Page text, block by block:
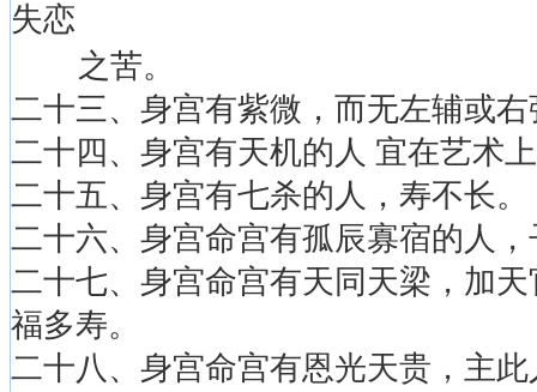
失恋
之苦。
二十三、身宫有紫微，而无左辅或
二十四、身宫有天机的人 宜在艺术
二十五、身宫有七杀的人，寿不长。
二十六、身宫命宫有孤辰寡宿的人
二十七、身宫命宫有天同天梁，加
福多寿。
二十八、身宫命宫有恩光天贵，主